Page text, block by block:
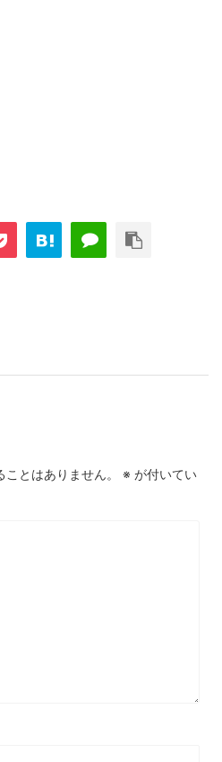
とはありません。 ※ が付いてい